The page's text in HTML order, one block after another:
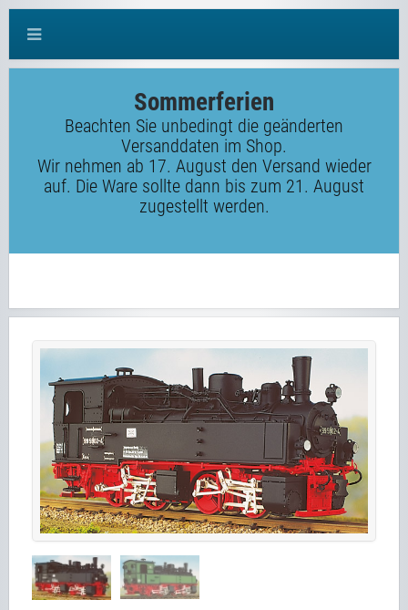
Sommerferien
Beachten Sie unbedingt die geänderten
Versanddaten im Shop.
Wir nehmen ab 17. August den Versand wieder
auf. Die Ware sollte dann bis zum 21. August
zugestellt werden.